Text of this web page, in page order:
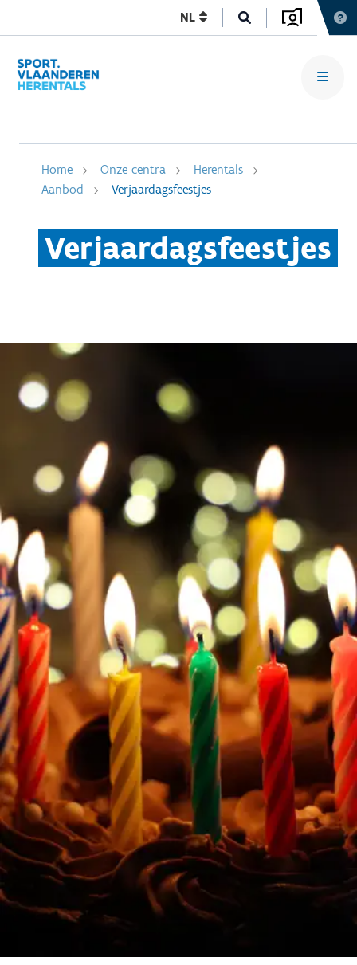
NL
Home Onze centra
Herentals
Aanbod
Verjaardagsfeestjes
Verjaardagsfeestjes